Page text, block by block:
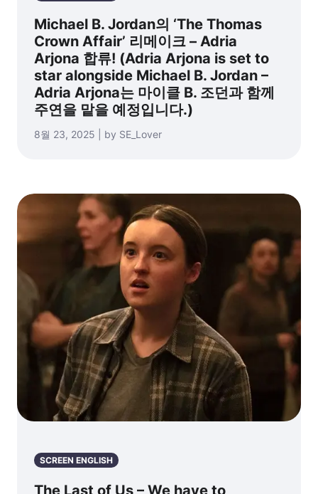
Michael B. Jordan의 ‘The Thomas
Crown Affair’ 리메이크 – Adria
Arjona 합류! (Adria Arjona is set to
star alongside Michael B. Jordan –
Adria Arjona는 마이클 B. 조던과 함께
주연을 맡을 예정입니다.)
8월 23, 2025 | by SE_Lover
SCREEN ENGLISH
The Last of Us – We have to